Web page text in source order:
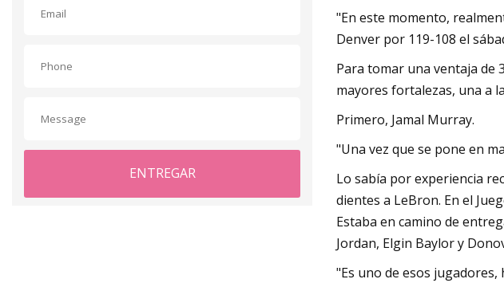
ENTREGAR
"En este momento,
Denver por 119-108 el
Para tomar una ventaja de
mayores fortalezas, una a
Primero, Jamal Murray.
"Una vez que se pone en
Lo sabía por experiencia
dientes a LeBron. En el
Estaba en camino de
Jordan, Elgin Baylor y
"Es uno de esos